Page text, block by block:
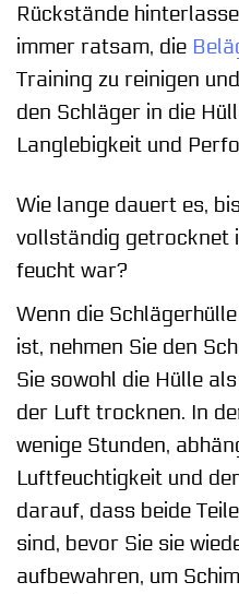
Rückstände
immer ratsam, die
Training zu reinigen
den Schläger in die
Langlebigkeit und
Wie lange dauert es,
vollständig getrocknet
feucht war?
Wenn die
ist, nehmen Sie den
Sie sowohl die Hülle
der Luft trocknen. In
wenige Stunden,
Luftfeuchtigkeit und
darauf, dass beide
sind, bevor Sie sie
aufbewahren, um